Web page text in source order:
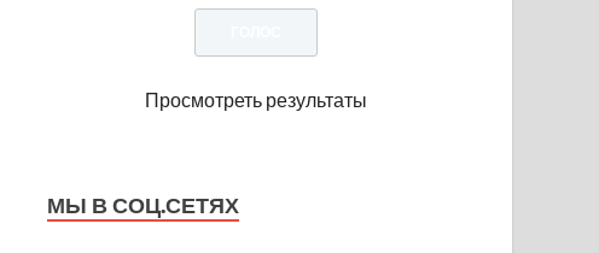
Просмотреть результаты
МЫ В СОЦ.СЕТЯХ